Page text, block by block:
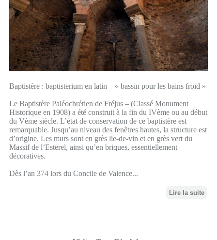
Baptistère : baptisterium en latin – « bassin pour les bains froid »
Le Baptistère Paléochrétien de Fréjus – (Classé Monument
Historique en 1908) a été construit à la fin du IVème ou au début
du Vème siècle. L’état de conservation de ce baptistère est
remarquable. Jusqu’au niveau des fenêtres hautes, la structure est
d’origine. Les murs sont en grès lie-de-vin et en grès vert du
Massif de l’Esterel, ainsi qu’en briques, essentiellement
décoratives.
Dès l’an 374 lors du Concile de Valence...
Lire la suite